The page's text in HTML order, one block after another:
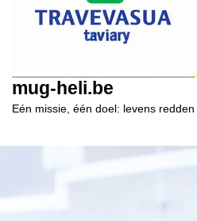
mug-heli.be
Eén missie, één doel: levens redden